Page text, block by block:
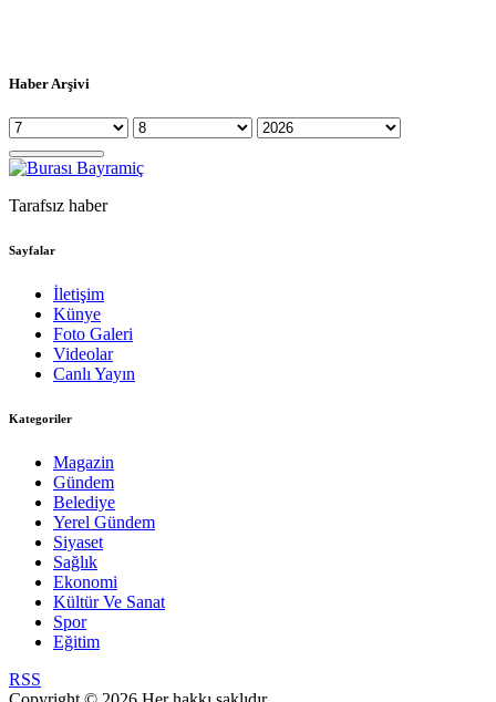
Haber Arşivi
Tarafsız haber
Sayfalar
İletişim
Künye
Foto Galeri
Videolar
Canlı Yayın
Kategoriler
Magazin
Gündem
Belediye
Yerel Gündem
Siyaset
Sağlık
Ekonomi
Kültür Ve Sanat
Spor
Eğitim
RSS